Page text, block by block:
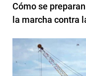
Cómo se
la marcha contra